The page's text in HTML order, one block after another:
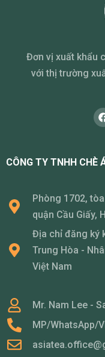
Đơn vị xuất khẩu
với thị trường
CÔNG TY TNHH CHÈ
Phòng 1702,
quận Cầu Giấy,
Địa chỉ đăng ký
Trung Hòa -
Việt Nam
Mr. Nam Lee -
MP/WhatsApp/